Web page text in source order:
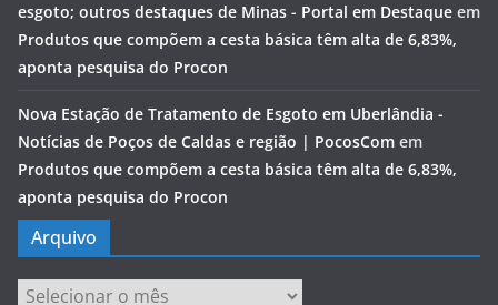
esgoto; outros destaques de Minas - Portal em Destaque em
Produtos que compõem a cesta básica têm alta de 6,83%,
aponta pesquisa do Procon
Nova Estação de Tratamento de Esgoto em Uberlândia -
Notícias de Poços de Caldas e região | PocosCom em
Produtos que compõem a cesta básica têm alta de 6,83%,
aponta pesquisa do Procon
Arquivo
Arquivo